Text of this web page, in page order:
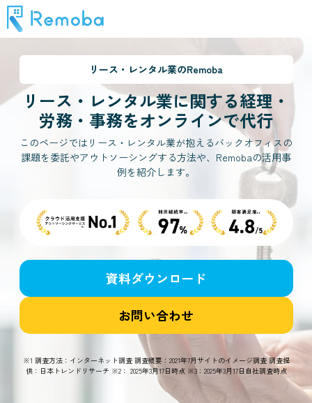
リース・レンタル業のRemoba
リース・レンタル業に関する経理・
労務・事務をオンラインで代行
このページではリース・レンタル業が抱えるバックオフィスの
課題を委託やアウトソーシングする方法や、Remobaの活用事
例を紹介します。
資料ダウンロード
お問い合わせ
※1 調査方法：インターネット調査 調査概要：2021年7月サイトのイメージ調査 調査提
供：日本トレンドリサーチ ※2： 2025年3月17日時点 ※3：2025年3月17日自社調査時点